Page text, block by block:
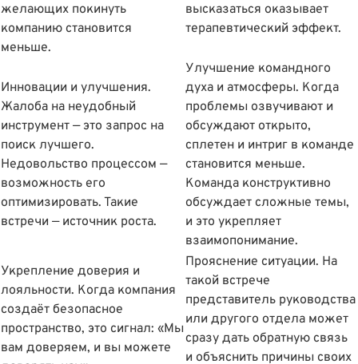
желающих покинуть
компанию становится
меньше.
высказаться оказывает
терапевтический эффект.
Инновации и улучшения.
Жалоба на неудобный
инструмент — это запрос на
поиск лучшего.
Недовольство процессом —
возможность его
оптимизировать. Такие
встречи — источник роста.
Улучшение командного
духа и атмосферы. Когда
проблемы озвучивают и
обсуждают открыто,
сплетен и интриг в команде
становится меньше.
Команда конструктивно
обсуждает сложные темы,
и это укрепляет
взаимопонимание.
Укрепление доверия и
лояльности. Когда компания
создаëт безопасное
пространство, это сигнал: «Мы
вам доверяем, и вы можете
Прояснение ситуации. На
такой встрече
представитель руководства
или другого отдела может
сразу дать обратную связь
и объяснить причины своих